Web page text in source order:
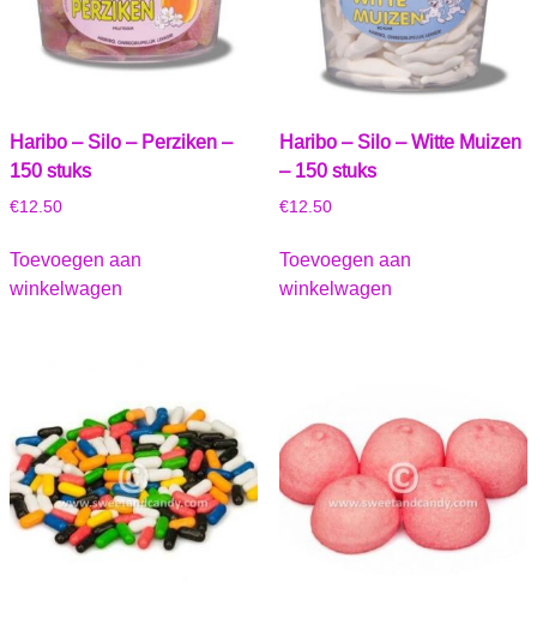
Haribo – Silo – Perziken –
150 stuks
€12.50
Toevoegen aan
winkelwagen
Haribo – Silo – Witte Muizen
– 150 stuks
€12.50
Toevoegen aan
winkelwagen